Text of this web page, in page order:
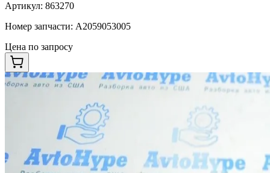
Артикул: 863270
Номер запчасти: A2059053005
Цена по запросу